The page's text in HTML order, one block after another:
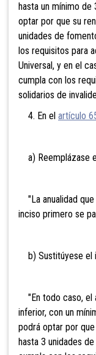
hasta un mínimo
optar por que su
unidades de
los requisitos para
Universal, y en el
cumpla con los
solidarios de
4. En el artículo
a) Reemplázase
"La anualidad
inciso primero se
b) Sustitúyese el
"En todo caso, el
inferior, con un
podrá optar por
hasta 3 unidades